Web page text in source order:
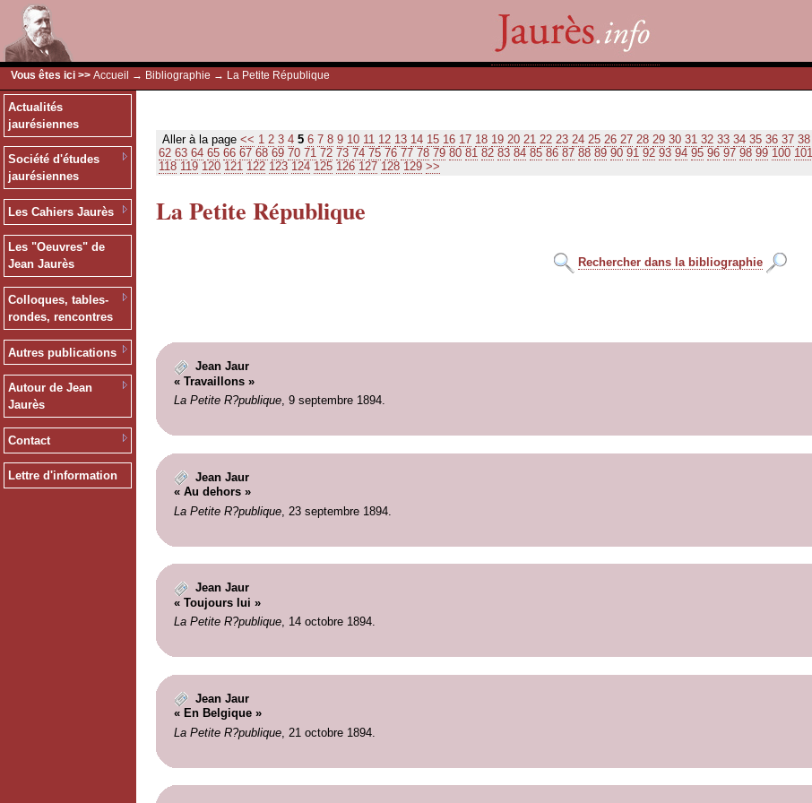
Vous êtes ici >> Accueil → Bibliographie → La Petite République
Actualités
jaurésiennes
Société d'études
jaurésiennes
Les Cahiers Jaurès
Les "Oeuvres" de
Jean Jaurès
Colloques, tables-
rondes, rencontres
Autres publications
Autour de Jean
Jaurès
Contact
Lettre d'information
Aller à la page << 1 2 3 4 5 6 7 8 9 10 11 12 13 14 15 16 17 18 19 20 21 22 23 24 25 26 27 28 29 30 31 32 33 34 35 36 37 38
62 63 64 65 66 67 68 69 70 71 72 73 74 75 76 77 78 79 80 81 82 83 84 85 86 87 88 89 90 91 92 93 94 95 96 97 98 99 100 101
118 119 120 121 122 123 124 125 126 127 128 129 >>
La Petite République
Rechercher dans la bibliographie
Jean Jaur
« Travaillons »
La Petite R?publique, 9 septembre 1894.
Jean Jaur
« Au dehors »
La Petite R?publique, 23 septembre 1894.
Jean Jaur
« Toujours lui »
La Petite R?publique, 14 octobre 1894.
Jean Jaur
« En Belgique »
La Petite R?publique, 21 octobre 1894.